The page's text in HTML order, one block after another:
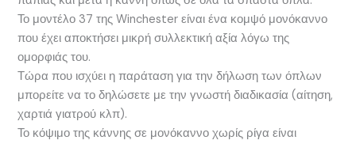
Το μοντέλο 37 της Winchester είναι ένα κομψό μονόκαννο
που έχει αποκτήσει μικρή συλλεκτική αξία λόγω της
ομορφιάς του.
Τώρα που ισχύει η παράταση για την δήλωση των όπλων
μπορείτε να το δηλώσετε με την γνωστή διαδικασία (αίτηση,
χαρτιά γιατρού κλπ).
Το κόψιμο της κάννης σε μονόκαννο χωρίς ρίγα είναι